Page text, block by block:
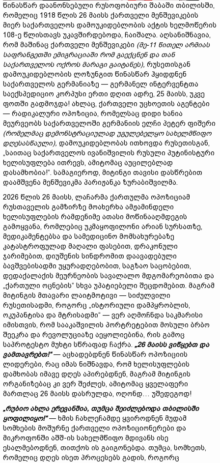
წინასწარ დაანონსებული რუსოფობიური შაბაში თბილისში,
რომელიც 1918 წლის 26 მაისს ქართველი მენშევიკების
მიერ საქართველოს დამოუკიდებლობის აქტის ხელმოწერის
108-ე წლისთავს უკავშირდებოდა, ჩაიშალა. აღსანიშნავია,
რომ მაშინაც ქართველი მენშევიკები (მე-11 წითელ არმიას
საფრანგეთში ემიგრაციაში რომ გაექცნენ და თან
საქართველოს ოქროს მარაგი გაიტანეს), რუსეთისგან
დამოუკიდებლობის ლოზუნგით წინასწარ ჰყიდდნენ
საქართველოს გერმანიაზე — გერმანელ ინტერვენტთა
საექსპედიციო კორპუსი ერთი დღით ადრე, 25 მაისს, უკვე
ფოთში გადმოჯდა! ახლაც, ქართველი უცხოეთის აგენტები
— რადიკალური ოპოზიცია, რომელსაც დიდი ხანია
მეურვეობს საქართველოში გერმანიის ელჩი პეტერ ფიშერი
(რომელმაც დემონსტრაციულად უგულებელყო სახელმწიფო
დღესასწაული), დამოუკიდებლობას ითხოვდა რუსეთისგან,
„საითაც საქართველოს ივანიშვილის რუსული პუტინისტური
ხელისუფლება ითრევს, ამიტომაც აუცილებლად
დასამხობია!“. სამაგიეროდ, მიტინგი თავისი დასწრებით
დაამშვენა მენშევიკმა პარიჟანკა ზურაბიშვილმა.
2026 წლის 26 მაისს, ლაჩარმა ქართულმა ოპოზიციამ
რუსთაველის გამზირზე მოახერხა ამჟამინდელი
ხელისუფლების რამდენიმე ათასი მოწინააღმდეგის
გამოყვანა, რომლებიც უკმაყოფილონი არიან სურსათზე,
მედიკამენტებსა და სამედიცინო მომსახურებაზე
კატასტროფულად მაღალი ფასებით, დრაკონული
ჯარიმებით, დიუშენის სინდრომით დაავადებული
ბავშვებისადმი უყურადღებობით, საგზაო საცობებით,
დედაქალაქის მეურნეობის სავალალო მდგომარეობითა და
„ქართული ოცნების“ სხვა უპატიებელი შეცდომებით. მაგრამ
მიტინგის მთავარი ლაიტმოტივი — სიძულვილი
რუსეთისადმი, როგორც „ისტორიული დამპყრობლის,
ოკუპანტისა და მტრისადმი“ — ვერ აღმოჩნდა საკმარისი
იმისთვის, რომ სააკაშვილის პორტრეტებით მოსული ბრბო
შეეკრა და რევოლუციაზე აეყოლიებინა, რის გამოც
საპროტესტო მუხტი სწრაფად ჩაქრა. „26მაისს ვიწყებთ და
ვამთავრებთ!“ — აცხადებდნენ წინასწარ ოპოზიციის
ლიდერები, რაც იმას ნიშნავდა, რომ ხელისუფლების
დამხობას იმავე დღეს აპირებდნენ, მაგრამ მიტინგის
ორგანიზებაც კი ვერ შეძლეს, ამიტომაც ყველაფერი
მართლაც 26 მაისს დასრულდა, ოღონდ… უშედეგოდ!
„რუბიოახლა ერევანშია, თუმცა შეიძლებოდა თბილისში
ყოფილიყო!“— ხმის ჩახლეჩამდე ყვიროდნენ მუდამ
სომხების მოშურნე ქართველი ოპოზიციონერები და
მიკროფონში აშშ-ის სახელმწიფო მდივანს ისე
ესალმებოდნენ, თითქოს ის გაიგონებდა. თუმცა, სომხეთს,
რომელიც დღეს ისეთ პროცესებს გადის, როგორც